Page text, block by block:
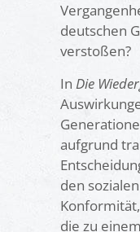
deutschen
verstoßen?
InDie
aufgrund
den
die zu